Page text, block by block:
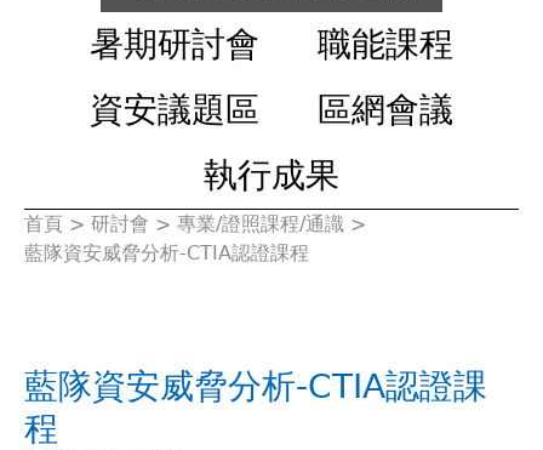
暑期研討會
職能課程
資安議題區
區網會議
執行成果
您
裡
首頁 > 研討會 > 專業/證照課程/通識 >
藍隊資安威脅分析-CTIA認證課程
藍隊資安威脅分析-CTIA認證課
程